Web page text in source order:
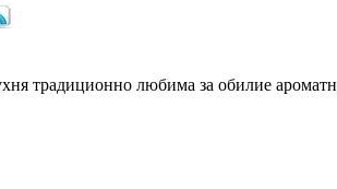
традиционно любима за обилие